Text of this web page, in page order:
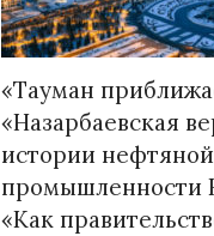
«Тауман
«Назарбаевская
истории нефтяной
промышленности
«Как